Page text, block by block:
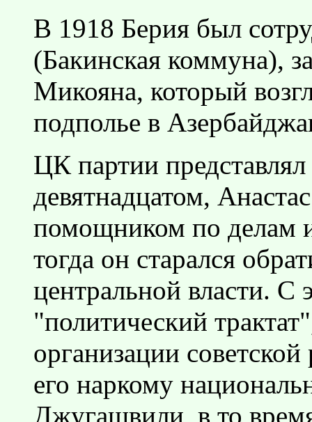
В 1918 Берия был
(Бакинская коммуна),
Микояна, который
подполье в
ЦК партии представлял
девятнадцатом,
помощником по делам
тогда он старался
центральной власти. С
"политический
организации
его наркому
Джугашвили, в то